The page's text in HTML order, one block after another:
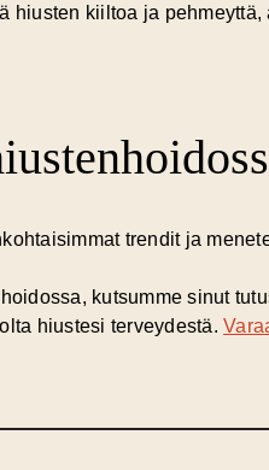
hiusten kiiltoa ja
trendit ja
kutsumme sinut
hiustesi terveydestä.